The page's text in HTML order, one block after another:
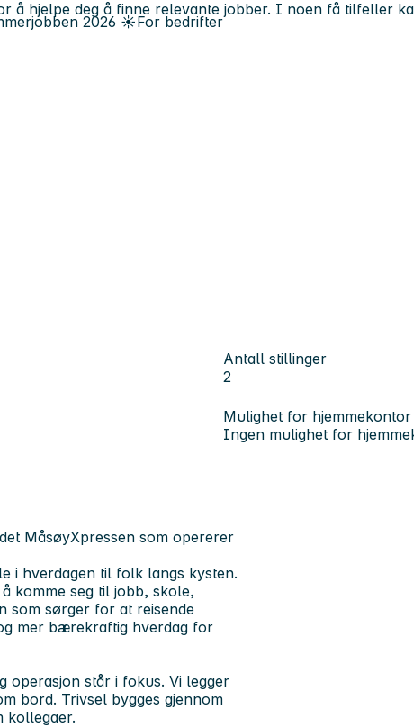
2026 ☀️For bedrifter
Antall stillinger
2
Mulighet for hjemmekontor
Ingen mulighet for
å hjelpe deg å finne relevante jobber. I noen få tilfeller
MåsøyXpressen som opererer
i hverdagen til folk langs kysten.
komme seg til jobb, skole,
som sørger for at reisende
mer bærekraftig hverdag for
operasjon står i fokus. Vi legger
bord. Trivsel bygges gjennom
kollegaer.